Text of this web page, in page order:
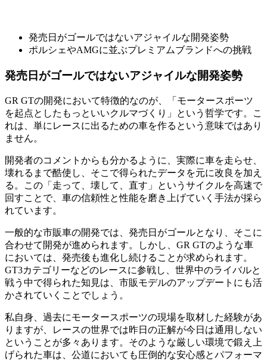
発売日がゴールではないアジャイルな開発姿勢
ポルシェやAMGに並ぶプレミアムブランドへの挑戦
発売日がゴールではないアジャイルな開発姿勢
GR GTの開発において特徴的なのが、「モータースポーツ
を起点としたもっといいクルマづくり」という哲学です。こ
れは、単にレースに出るための車を作るという意味ではあり
ません。
開発者のコメントからも分かるように、実際に車を走らせ、
壊れるまで酷使し、そこで得られたデータを元に改良を加え
る。この「走って、壊して、直す」というサイクルを高速で
回すことで、車の信頼性と性能を磨き上げていく手法が採ら
れています。
一般的な市販車の開発では、発売日がゴールとなり、そこに
合わせて開発が進められます。しかし、GR GTのような車
においては、発売後も進化し続けることが求められます。
GT3カテゴリーなどのレースに参戦し、世界中のライバルと
戦う中で得られた知見は、市販モデルのアップデートにも活
かされていくことでしょう。
私自身、過去にモータースポーツの現場を取材した経験があ
りますが、レースの世界では昨日の正解が今日は通用しない
ということが多々あります。そのような厳しい環境で鍛え上
げられた車は、公道においても圧倒的な安心感とパフォーマ